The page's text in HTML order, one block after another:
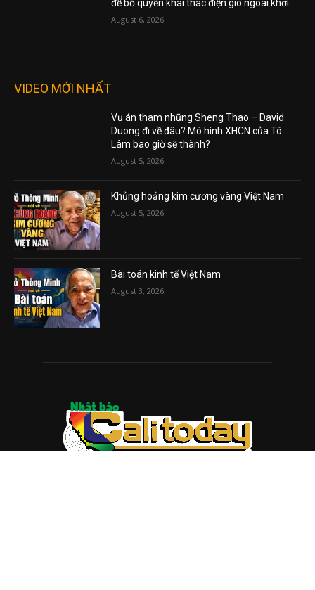
để bỏ quyền khai thác điện gió ngoài khơi
August 6, 2026
VIDEO MỚI NHẤT
Vụ án tham nhũng Sheng Thao – David
Duong đi về đâu? Mô hình XHCN của Tô
Lâm bao giờ sẽ thành?
August 5, 2026
Khủng hoảng kim cương vàng Việt Nam
August 5, 2026
Bài toán kinh tế Việt Nam
August 3, 2026